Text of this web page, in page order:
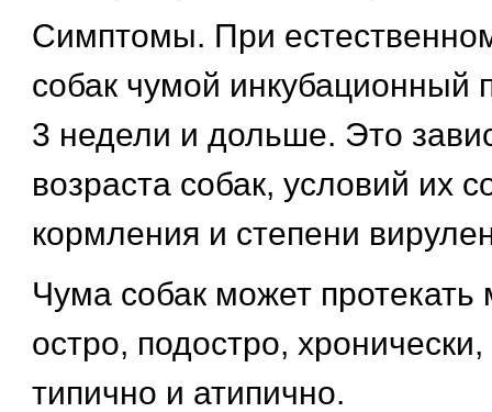
Симптомы. При
собак чумой инкубационный
3 недели и дольше. Это
возраста собак, условий их
кормления и степени
Чума собак может
остро, подостро,
типично и атипично.